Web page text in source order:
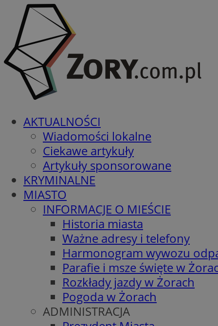
AKTUALNOŚCI
Wiadomości lokalne
Ciekawe artykuły
Artykuły sponsorowane
KRYMINALNE
MIASTO
INFORMACJE O MIEŚCIE
Historia miasta
Ważne adresy i telefony
Harmonogram wywozu
Parafie i msze święte w
Rozkłady jazdy w Żorach
Pogoda w Żorach
ADMINISTRACJA